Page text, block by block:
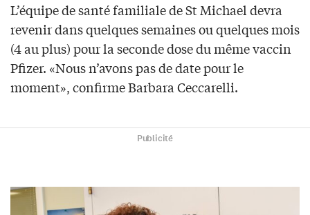
L’équipe de santé familiale de St Michael devra
revenir dans quelques semaines ou quelques mois
(4 au plus) pour la seconde dose du même vaccin
Pfizer. «Nous n’avons pas de date pour le
moment», confirme Barbara Ceccarelli.
Publicité